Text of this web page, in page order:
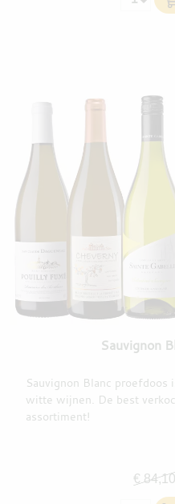
Sauvignon
Sauvignon Blanc
witte wijnen. De best
assortiment!
€ 84,10